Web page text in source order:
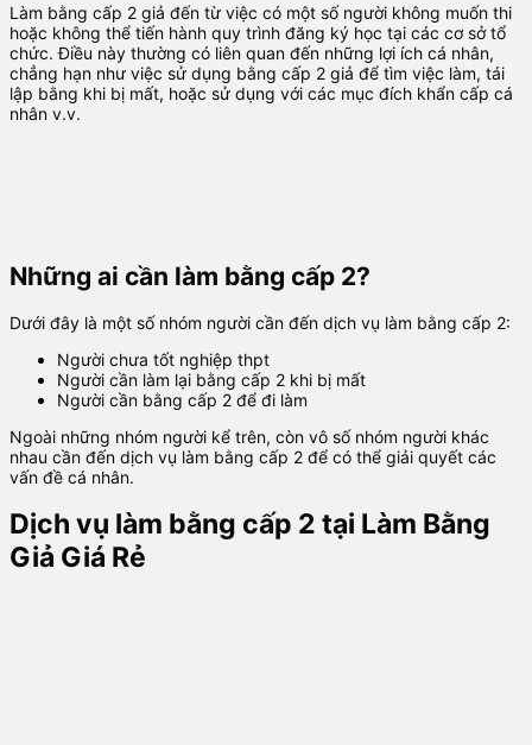
Làm bằng cấp 2 giả đến từ việc có một số người không muốn thi
hoặc không thể tiến hành quy trình đăng ký học tại các cơ sở tổ
chức. Điều này thường có liên quan đến những lợi ích cá nhân,
chẳng hạn như việc sử dụng bằng cấp 2 giả để tìm việc làm, tái
lập bằng khi bị mất, hoặc sử dụng với các mục đích khẩn cấp cá
nhân v.v.
Những ai cần làm bằng cấp 2?
Dưới đây là một số nhóm người cần đến dịch vụ làm bằng cấp 2:
Người chưa tốt nghiệp thpt
Người cần làm lại bằng cấp 2 khi bị mất
Người cần bằng cấp 2 để đi làm
Ngoài những nhóm người kể trên, còn vô số nhóm người khác
nhau cần đến dịch vụ làm bằng cấp 2 để có thể giải quyết các
vấn đề cá nhân.
Dịch vụ làm bằng cấp 2 tại Làm Bằng
Giả Giá Rẻ